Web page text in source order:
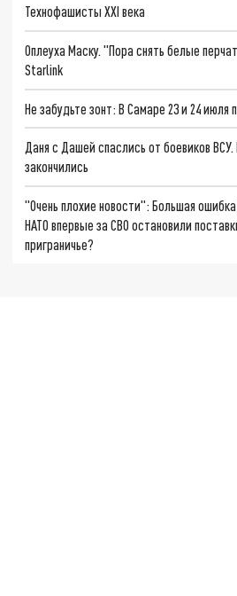
Технофашисты XXI века
Оплеуха Маску. "Пора снять белые
Starlink
Не забудьте зонт: В Самаре 23 и 24 июля
Даня с Дашей спаслись от боевиков
закончились
"Очень плохие новости": Большая
НАТО впервые за СВО остановили
приграничье?